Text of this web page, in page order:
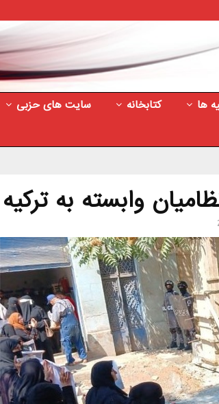
ها کتابخانه سایت های حزبی
وابسته به ترکیه